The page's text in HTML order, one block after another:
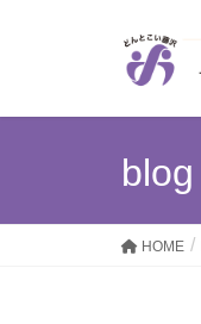
blog
HOME